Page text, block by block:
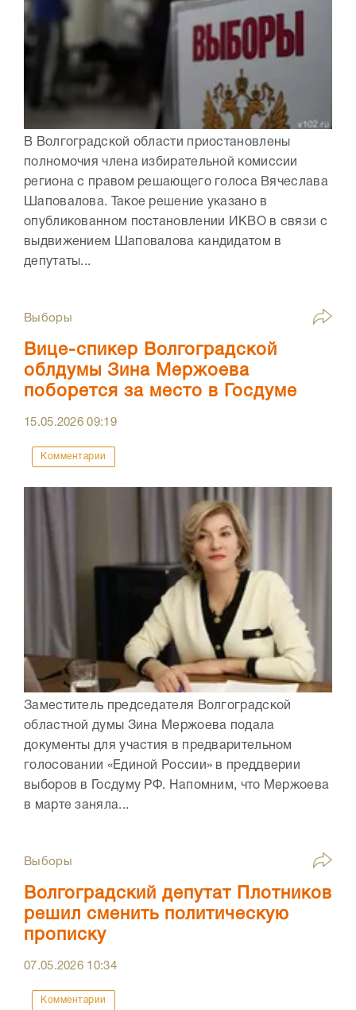
В Волгоградской области приостановлены
полномочия члена избирательной комиссии
региона с правом решающего голоса Вячеслава
Шаповалова. Такое решение указано в
опубликованном постановлении ИКВО в связи с
выдвижением Шаповалова кандидатом в
депутаты...
Выборы
Вице-спикер Волгоградской
облдумы Зина Мержоева
поборется за место в Госдуме
15.05.202609:19
Комментарии
Заместитель председателя Волгоградской
областной думы Зина Мержоева подала
документы для участия в предварительном
голосовании «Единой России» в преддверии
выборов в Госдуму РФ. Напомним, что Мержоева
в марте заняла...
Выборы
Волгоградский депутат Плотников
решил сменить политическую
прописку
07.05.2026 10:34
Комментарии